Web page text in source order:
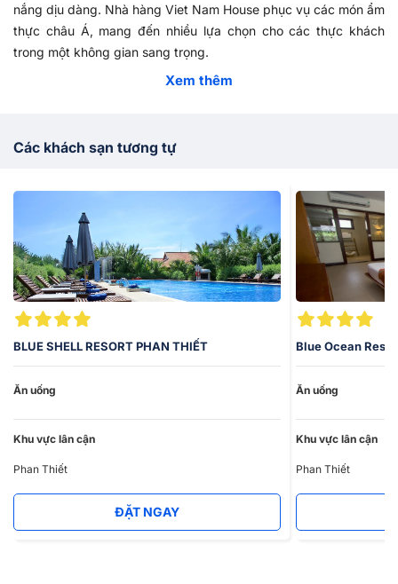
nắng dịu dàng. Nhà hàng Viet Nam House phục vụ các món ẩm
thực châu Á, mang đến nhiều lựa chọn cho các thực khách
trong một không gian sang trọng.
Nếu bạn có bất kỳ thắc mắc nào về dịch vụ đặt phòng
Xem thêm
Các khách sạn tương tự
BLUE SHELL RESORT PHAN THIẾT
Ăn uống
Khu vực lân cận
Phan Thiết
ĐẶT NGAY
Blue Ocean
Ăn uống
Khu vực lân cận
Phan Thiết